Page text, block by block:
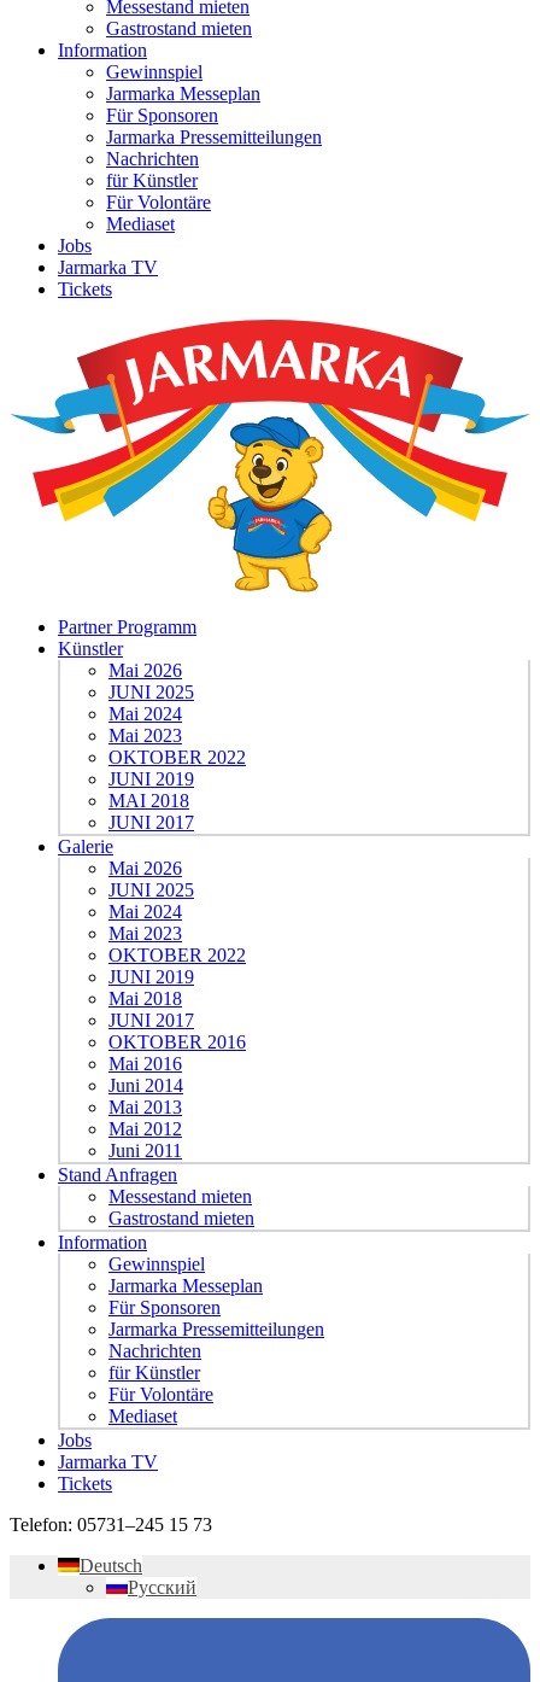
Messestand mieten
Gastrostand mieten
Information
Gewinnspiel
Jarmarka Messeplan
Für Sponsoren
Jarmarka Pressemitteilungen
Nachrichten
für Künstler
Für Volontäre
Mediaset
Jobs
Jarmarka TV
Tickets
Partner Programm
Künstler
Mai 2026
JUNI 2025
Mai 2024
Mai 2023
OKTOBER 2022
JUNI 2019
MAI 2018
JUNI 2017
Galerie
Mai 2026
JUNI 2025
Mai 2024
Mai 2023
OKTOBER 2022
JUNI 2019
Mai 2018
JUNI 2017
OKTOBER 2016
Mai 2016
Juni 2014
Mai 2013
Mai 2012
Juni 2011
Stand Anfragen
Messestand mieten
Gastrostand mieten
Information
Gewinnspiel
Jarmarka Messeplan
Für Sponsoren
Jarmarka Pressemitteilungen
Nachrichten
für Künstler
Für Volontäre
Mediaset
Jobs
Jarmarka TV
Tickets
Telefon: 05731–245 15 73
Deutsch
Русский